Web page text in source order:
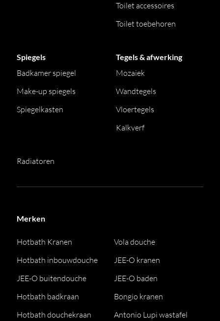
Toilet accessoires
Toilet toebehoren
Spiegels
Badkamer spiegel
Make-up spiegels
Spiegelkasten
Tegels & afwerking
Mozaiek
Wandtegels
Vloertegels
Kalkverf
Radiatoren
Merken
Hotbath Kranen
Hotbath inbouwdouche
JEE-O buitendouche
Hotbath badkraan
Hotbath douchekraan
Vola douche
JEE-O kranen
JEE-O baden
Bongio kranen
Antonio Lupi wastafel